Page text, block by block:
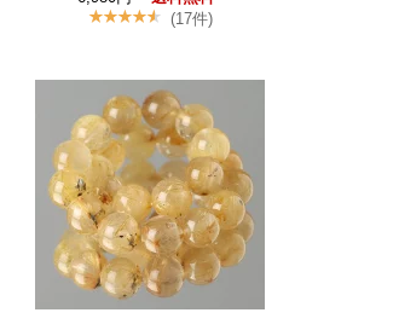
(17件)